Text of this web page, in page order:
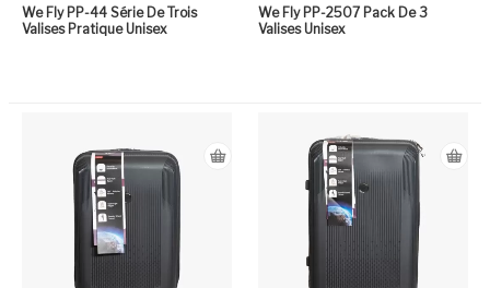
We Fly PP-44 Série De Trois
Valises Pratique Unisex
We Fly PP-2507 Pack De 3
Valises Unisex